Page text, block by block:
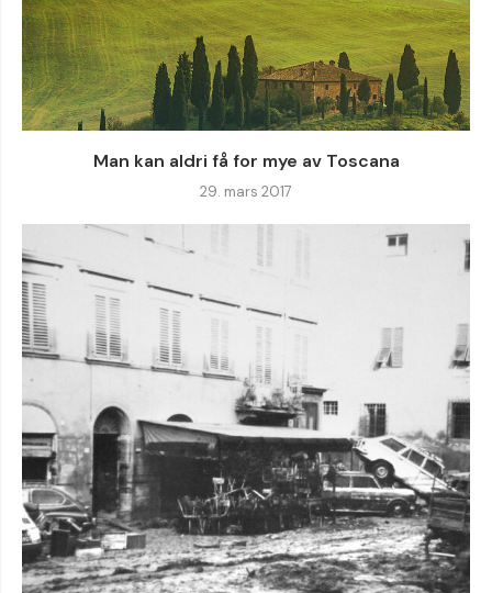
Man kan aldri få for mye av Toscana
29. mars 2017